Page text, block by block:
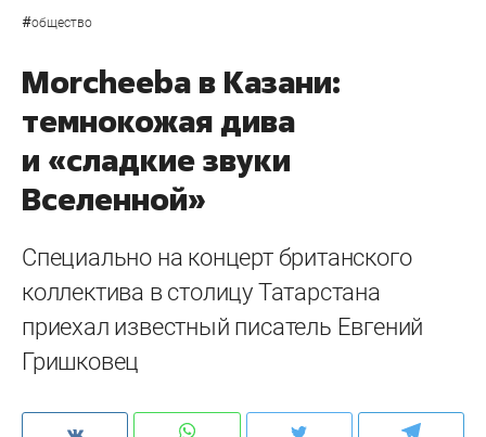
#общество
Morcheeba в Казани:
темнокожая дива
и «сладкие звуки
Вселенной»
Специально на концерт британского
коллектива в столицу Татарстана
приехал известный писатель Евгений
Гришковец